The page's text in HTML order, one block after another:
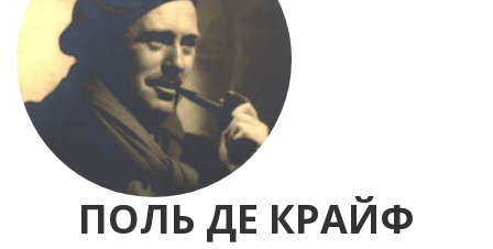
ПОЛЬ ДЕ КРАЙФ